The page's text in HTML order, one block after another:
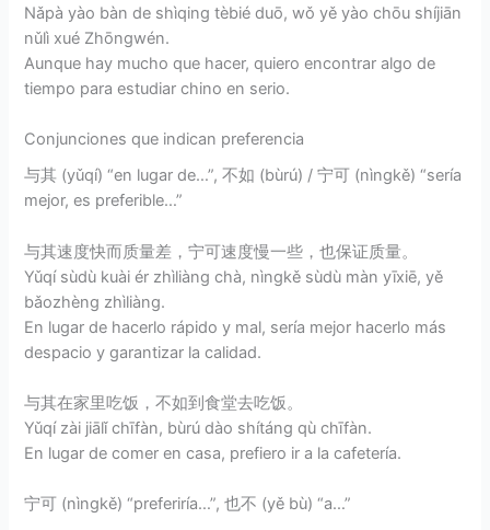
Nǎpà yào bàn de shìqing tèbié duō, wǒ yě yào chōu shíjiān
nǔlì xué Zhōngwén.
Aunque hay mucho que hacer, quiero encontrar algo de
tiempo para estudiar chino en serio.
Conjunciones que indican preferencia
与其 (yǔqí) “en lugar de…”, 不如 (bùrú) / 宁可 (nìngkě) “sería
mejor, es preferible…”
与其速度快而质量差，宁可速度慢一些，也保证质量。
Yǔqí sùdù kuài ér zhìliàng chà, nìngkě sùdù màn yīxiē, yě
bǎozhèng zhìliàng.
En lugar de hacerlo rápido y mal, sería mejor hacerlo más
despacio y garantizar la calidad.
与其在家里吃饭，不如到食堂去吃饭。
Yǔqí zài jiālǐ chīfàn, bùrú dào shítáng qù chīfàn.
En lugar de comer en casa, prefiero ir a la cafetería.
宁可 (nìngkě) “preferiría…”, 也不 (yě bù) “a…”